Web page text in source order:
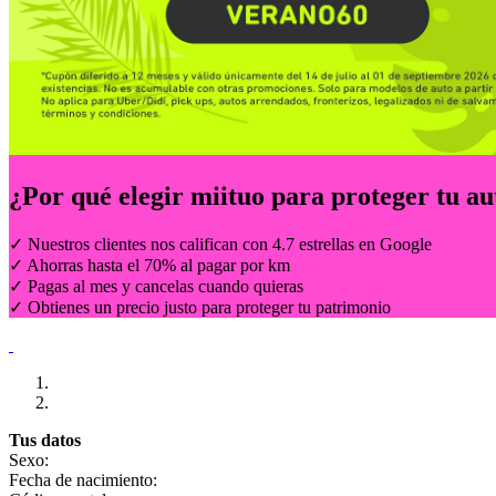
¿Por qué elegir miituo para proteger tu
✓ Nuestros clientes nos califican con 4.7 estrellas en Google
✓ Ahorras hasta el 70% al pagar por km
✓ Pagas al mes y cancelas cuando quieras
✓ Obtienes un precio justo para proteger tu patrimonio
Tus datos
Sexo:
Fecha de nacimiento: